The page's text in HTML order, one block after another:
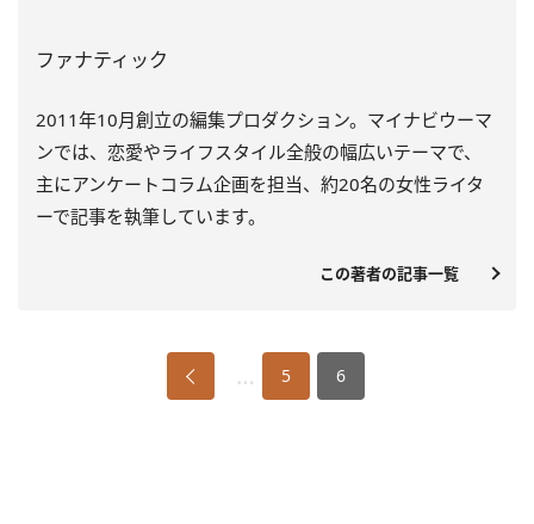
ファナティック
2011年10月創立の編集プロダクション。マイナビウーマ
ンでは、恋愛やライフスタイル全般の幅広いテーマで、
主にアンケートコラム企画を担当、約20名の女性ライタ
ーで記事を執筆しています。
この著者の記事一覧
… 5 6